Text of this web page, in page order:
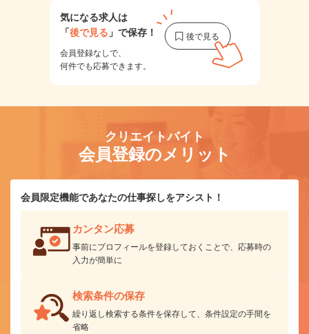
気になる求人は
「後で見る 」で保存！
会員登録なしで、
何件でも応募できます。
クリエイトバイト
会員登録のメリット
会員限定機能であなたの仕事探しをアシスト！
カンタン応募
事前にプロフィールを登録しておくことで、応募時の
入力が簡単に
検索条件の保存
繰り返し検索する条件を保存して、条件設定の手間を
省略